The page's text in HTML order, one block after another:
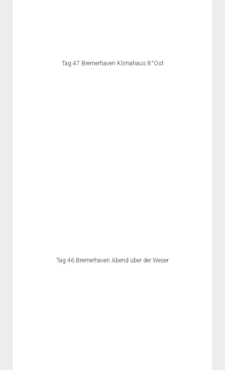
Tag 47 Bremerhaven Klimahaus 8°Ost
Tag 46 Bremerhaven Abend über der Weser